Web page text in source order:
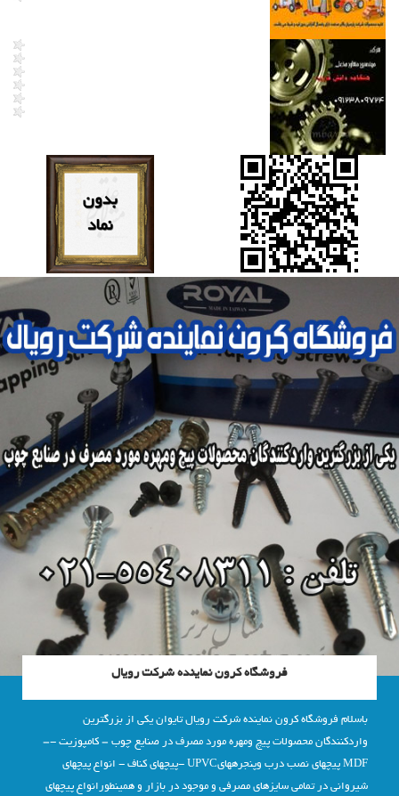
فروشگاه کرون نماینده شرکت رویال
باسلام فروشگاه کرون نماینده شرکت رویال تایوان یکی از بزرگترین
واردکنندگان محصولات پیچ ومهره مورد مصرف در صنایع چوب – کامپوزیت -–
MDF پیچهای نصب درب وپنجرههایUPVC -پیچهای کناف - انواع پیچهای
شیروانی در تمامی سایزهای مصرفی و موجود در بازار و همینطورانواع پیچهای